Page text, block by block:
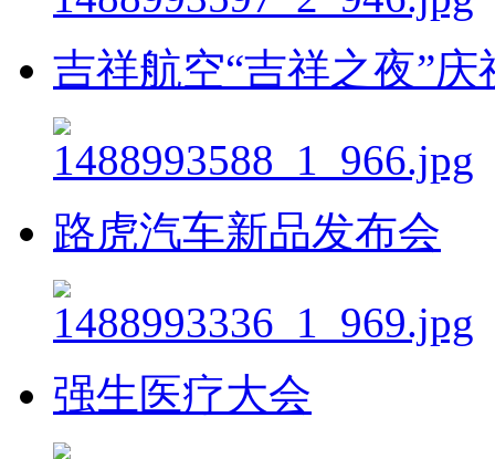
吉祥航空“吉祥之夜”
路虎汽车新品发布会
强生医疗大会